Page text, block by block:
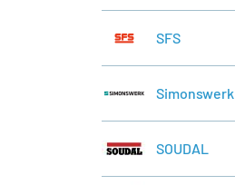
SFS
Simonswerk
SOUDAL